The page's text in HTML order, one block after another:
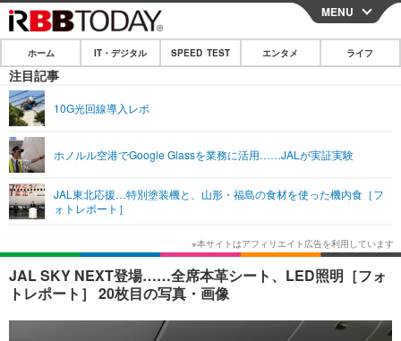
CLOSE
ホーム
IT・デジタル
ショッピング その他
SPEED TEST
エンタメ
エンタメTOP
韓国・芸能
音楽 スポーツ
ライフ
ライフTOP グルメ
ペット ショッピング
その他
リリース一覧
プッシュ通知の停止方法
MENU
ホーム IT・デジタル SPEED TEST エンタメ ライフ
注目記事
10G光回線導入レポ
ホノルル空港でGoogle Glassを業務に活用……JALが実証実験
JAL東北応援…特別塗装機と、山形・福島の食材を使った機内食［フ
ォトレポート］
JAL SKY NEXT登場……全席本革シート、LED照明［フォ
トレポート］ 20枚目の写真・画像